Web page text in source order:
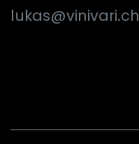
lukas@vinivari.ch